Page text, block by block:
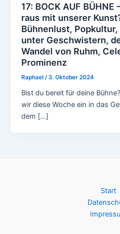
17: BOCK AUF
raus mit unserer
Bühnenlust,
unter Geschwistern,
Wandel von Ruhm,
Prominenz
Raphael /3. Oktober 2024
Bist du bereit für deine
wir diese Woche ein in das
dem […]
Start